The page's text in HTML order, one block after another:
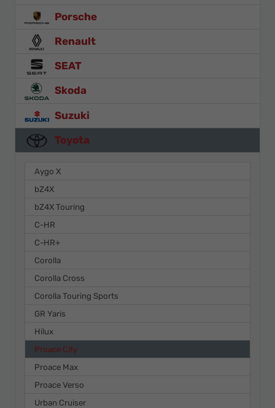
Porsche
Renault
SEAT
Skoda
Suzuki
Toyota
Aygo X
bZ4X
bZ4X Touring
C-HR
C-HR+
Corolla
Corolla Cross
Corolla Touring Sports
GR Yaris
Hilux
Proace City
Proace Max
Proace Verso
Urban Cruiser